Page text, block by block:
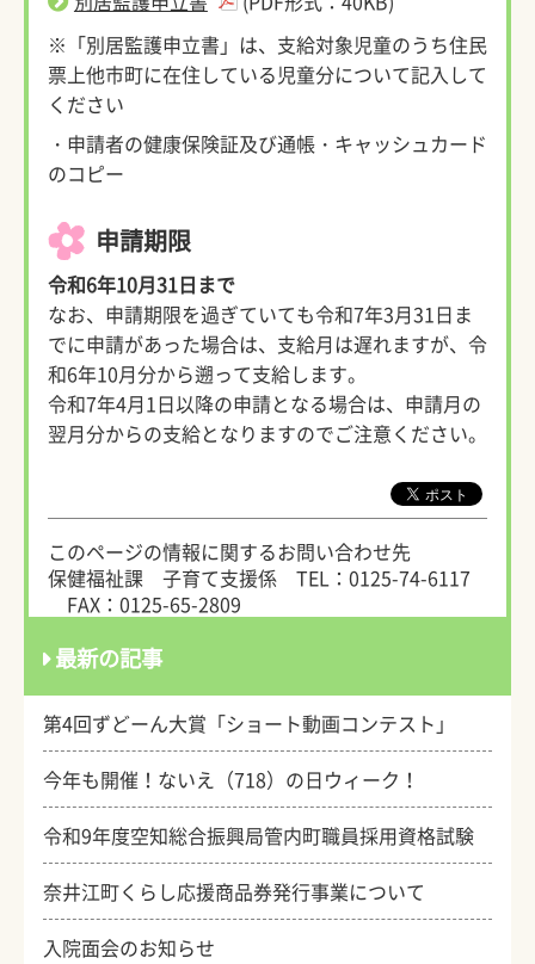
※「別居監護申立書」は、支給対象児童のうち住民
票上他市町に在住している児童分について記入して
ください
・申請者の健康保険証及び通帳・キャッシュカード
のコピー
申請期限
令和6年10月31日まで
なお、申請期限を過ぎていても令和7年3月31日ま
でに申請があった場合は、支給月は遅れますが、令
和6年10月分から遡って支給します。
令和7年4月1日以降の申請となる場合は、申請月の
翌月分からの支給となりますのでご注意ください。
このページの情報に関するお問い合わせ先
保健福祉課 子育て支援係
TEL：0125-74-6117
FAX：0125-65-2809
最新の記事
第4回ずどーん大賞「ショート動画コンテスト」
今年も開催！ないえ（718）の日ウィーク！
令和9年度空知総合振興局管内町職員採用資格試験
奈井江町くらし応援商品券発行事業について
入院面会のお知らせ